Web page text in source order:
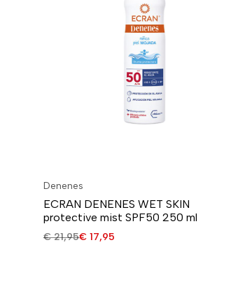
Denenes
ECRAN DENENES WET SKIN
protective mist SPF50 250 ml
€21,95€ 17,95